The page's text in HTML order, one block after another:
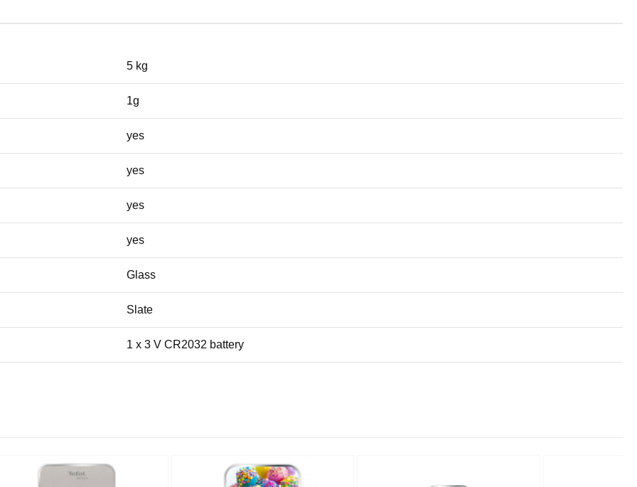
5 kg
1g
yes
yes
yes
yes
Glass
Slate
1 x 3 V CR2032 battery